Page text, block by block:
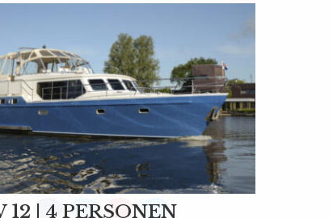
12 | 4 PERSONEN